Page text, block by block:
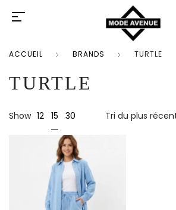
ACCUEIL BRANDS TURTLE
TURTLE
Show 12 15 30